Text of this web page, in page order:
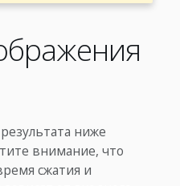
ниже
внимание, что
сжатия и